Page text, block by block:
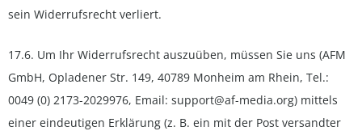
sein Widerrufsrecht verliert.
17.6. Um Ihr Widerrufsrecht auszuüben, müssen Sie uns (AFM
GmbH, Opladener Str. 149, 40789 Monheim am Rhein, Tel.:
0049 (0) 2173-2029976, Email: support@af-media.org) mittels
einer eindeutigen Erklärung (z. B. ein mit der Post versandter